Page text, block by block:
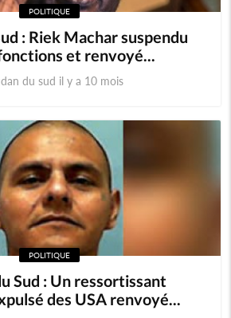
POLITIQUE
: Riek Machar suspendu
et renvoyé...
du sud il y a 10 mois
POLITIQUE
Sud : Un ressortissant
des USA renvoyé...